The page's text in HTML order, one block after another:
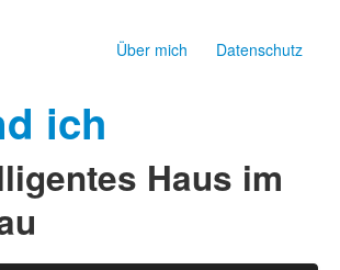
Über mich Datenschutz
ich
Haus im